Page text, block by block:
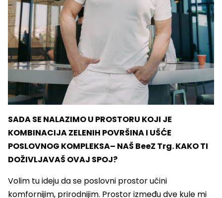
SADA SE NALAZIMO U PROSTORU KOJI JE
KOMBINACIJA ZELENIH POVRŠINA I UŠĆE
POSLOVNOG KOMPLEKSA– NAŠ BeeZ Trg. KAKO TI
DOŽIVLJAVAŠ OVAJ SPOJ?
Volim tu ideju da se poslovni prostor učini
komfornijim, prirodnijim. Prostor između dve kule mi